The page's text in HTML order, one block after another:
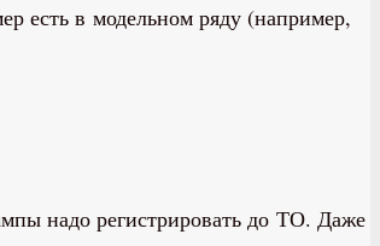
есть в модельном ряду (например,
надо регистрировать до ТО. Даже